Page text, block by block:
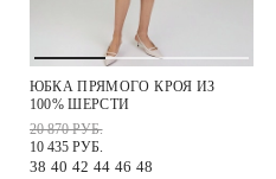
ЮБКА ПРЯМОГО КРОЯ ИЗ
100% ШЕРСТИ
20 870 РУБ.
10 435 РУБ.
38 40 42 44 46 48